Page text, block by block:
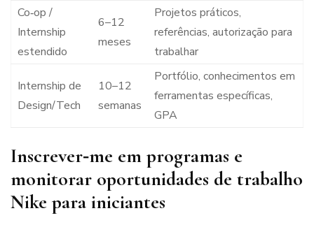
Co‑op /
Internship
estendido
6–12
meses
Projetos práticos,
referências, autorização para
trabalhar
Internship de
Design/Tech
10–12
semanas
Portfólio, conhecimentos em
ferramentas específicas,
GPA
Inscrever‑me em programas e
monitorar oportunidades de trabalho
Nike para iniciantes